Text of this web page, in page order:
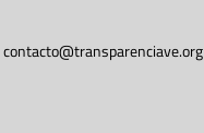
contacto@transparenciave.org